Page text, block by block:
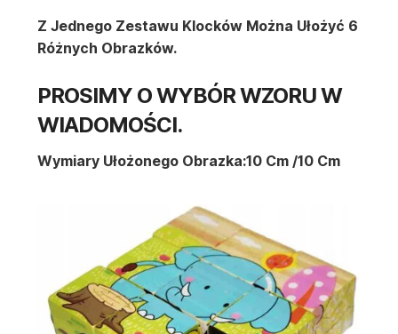
Z Jednego Zestawu Klocków Można Ułożyć 6
Różnych Obrazków.
PROSIMY O WYBÓR WZORU W
WIADOMOŚCI.
Wymiary Ułożonego Obrazka:10 Cm /10 Cm